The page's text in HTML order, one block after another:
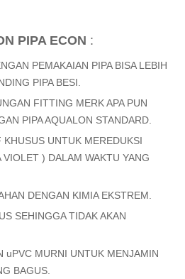
PIPA ECON :
PEMAKAIAN PIPA BISA LEBIH
PIPA BESI.
FITTING MERK APA PUN
PIPA AQUALON STANDARD.
UNTUK MEREDUKSI
) DALAM WAKTU YANG
DENGAN KIMIA EKSTREM.
SEHINGGA TIDAK AKAN
uPVC MURNI UNTUK MENJAMIN
BAGUS.